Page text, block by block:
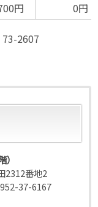
円 0円
73-2607
2312番地2
37-6167